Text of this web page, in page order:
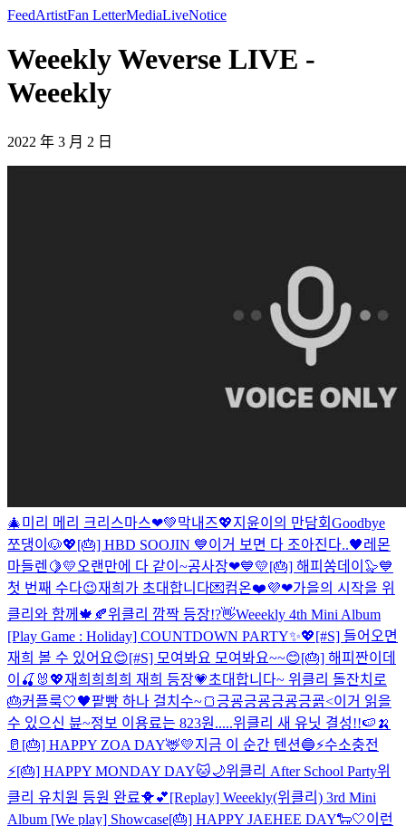
FeedArtistFan LetterMediaLiveNotice
Weeekly Weverse LIVE -
Weeekly
2022 年 3 月 2 日
🎄미리 메리 크리스마스❤💚막내즈💖지윤이의 만담회 Goodbye
쪼댕이🐶💖[🎂] HBD SOOJIN 💙이거 보면 다 조아진다..🖤레몬
마들렌🍋💛 오랜만에 다 같이~공사장❤💙💛[🎂] 해피쏭데이🦭💙
첫 번째 수다😉재희가 초대합니다💌컴온❤️💜❤가을의 시작을 위
클리와 함께🍁🍂위클리 깜짝 등장!?👋Weeekly 4th Mini Album
[Play Game : Holiday] COUNTDOWN PARTY✨💖[#S] 들어오면
재희 볼 수 있어요😊[#S] 모여봐요 모여봐요~~😊[🎂] 해피짠이데
이🍒🐰💖재희희희희 재희 등장💗초대합니다~ 위클리 돌잔치로
🎂커플룩🤍🖤팥빵 하나 걸치수~🍞긍굥긍굥긍굥긍굙<이거 읽을
수 있으신 뷴~정보 이용료는 823원.....위클리 새 유닛 결성!!🍉🍌
🥛 [🎂] HAPPY ZOA DAY🦌💛지금 이 순간 텐션🔵⚡️수소충전
⚡️[🎂] HAPPY MONDAY DAY🐱🌙위클리 After School Party위
클리 유치원 등원 완료🐥💕[Replay] Weeekly(위클리) 3rd Mini
Album [We play] Showcase[🎂] HAPPY JAEHEE DAY🐑🤍이런